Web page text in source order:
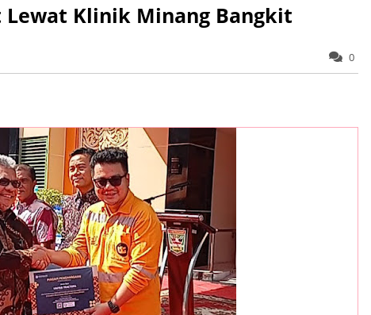
Lewat Klinik Minang Bangkit
0